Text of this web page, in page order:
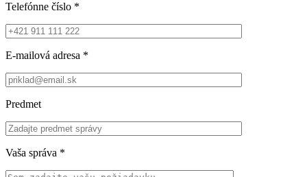
Telefónne číslo *
E-mailová adresa *
Predmet
Vaša správa *